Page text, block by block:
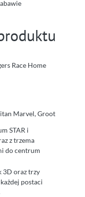
Race Home
Marvel, Groot
STAR i
z trzema
do centrum
3D oraz trzy
postaci